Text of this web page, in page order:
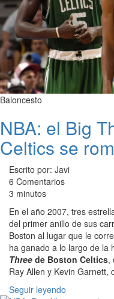
Baloncesto
NBA: el Big
Celtics se
Escrito por: Javi
6 Comentarios
3 minutos
En el año 2007, tres
del primer anillo de sus
Boston al lugar que le
ha ganado a lo largo de la
Three de Boston Celtics,
Ray Allen y Kevin Garnett,
Seguir leyendo